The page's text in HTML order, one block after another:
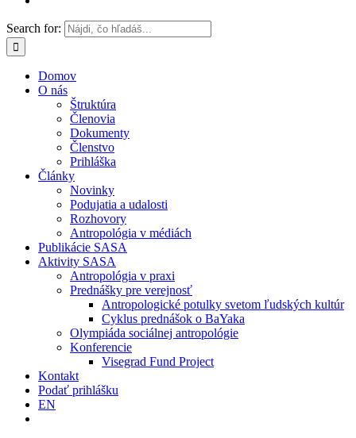
Search for:
Domov
O nás
Štruktúra
Členovia
Dokumenty
Členstvo
Prihláška
Články
Novinky
Podujatia a udalosti
Rozhovory
Antropológia v médiách
Publikácie SASA
Aktivity SASA
Antropológia v praxi
Prednášky pre verejnosť
Antropologické potulky svetom ľudských kultúr
Cyklus prednášok o BaYaka
Olympiáda sociálnej antropológie
Konferencie
Visegrad Fund Project
Kontakt
Podať prihlášku
EN